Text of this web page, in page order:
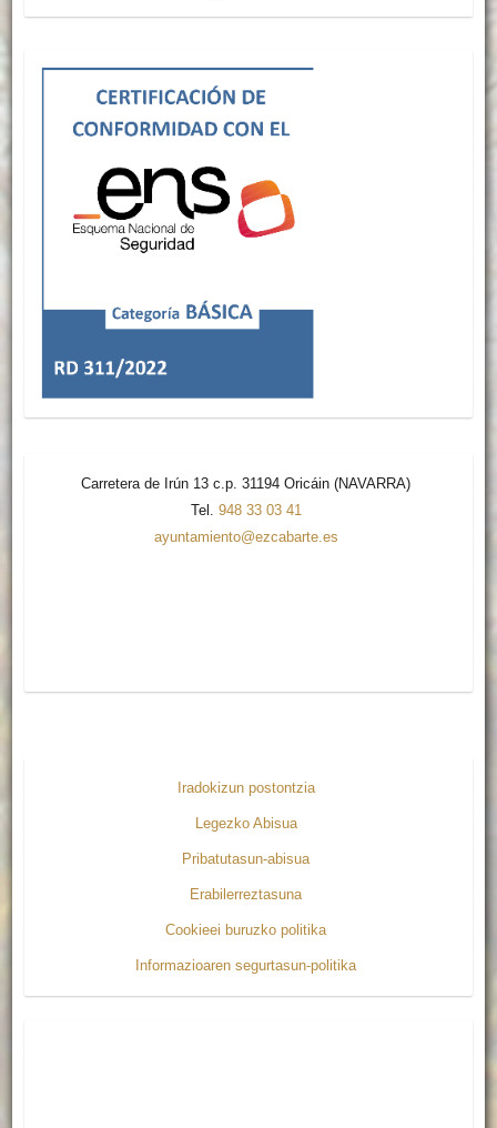
Carretera de Irún 13 c.p. 31194 Oricáin (NAVARRA)
Tel. 948 33 03 41
ayuntamiento@ezcabarte.es
Iradokizun postontzia
Legezko Abisua
Pribatutasun-abisua
Erabilerreztasuna
Cookieei buruzko politika
Informazioaren segurtasun-politika